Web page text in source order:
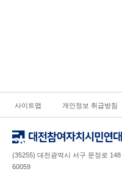
사이트맵 개인정보 취급방침
(35255) 대전광역시 서구 문정로
60059